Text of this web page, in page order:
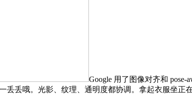
Google 用了图像对齐和
丢丢哦。光影、纹理、通明度都协调。拿起衣服坐